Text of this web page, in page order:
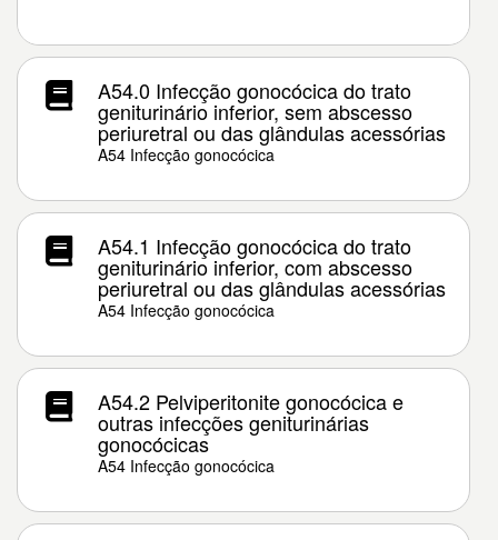
A54.0 Infecção gonocócica do trato
geniturinário inferior, sem abscesso
periuretral ou das glândulas acessórias
A54 Infecção gonocócica
A54.1 Infecção gonocócica do trato
geniturinário inferior, com abscesso
periuretral ou das glândulas acessórias
A54 Infecção gonocócica
A54.2 Pelviperitonite gonocócica e
outras infecções geniturinárias
gonocócicas
A54 Infecção gonocócica